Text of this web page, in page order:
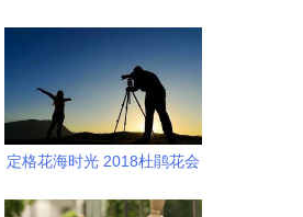
定格花海时光 2018杜鹃花会